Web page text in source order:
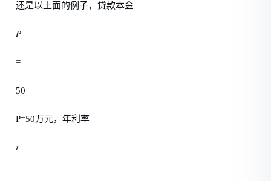
还是以上面的例子，贷款本金
𝑃
=
50
P=50万元，年利率
𝑟
=